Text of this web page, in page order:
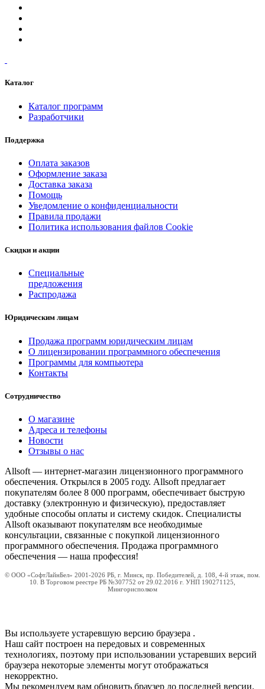
Каталог
Каталог программ
Разработчики
Поддержка
Оплата заказов
Оформление заказа
Доставка заказа
Помощь
Уведомление о конфиденциальности
Правила продажи
Политика использования файлов Cookie
Скидки и акции
Специальные
предложения
Распродажа
Юридическим лицам
Продажа программ юридическим лицам
О лицензировании программного обеспечения
Программы для компьютера
Контакты
Сотрудничество
О магазине
Адреса и телефоны
Новости
Отзывы о нас
Allsoft — интернет-магазин лицензионного программного
обеспечения. Открылся в 2005 году. Allsoft предлагает
покупателям более 8 000 программ, обеспечивает быструю
доставку (электронную и физическую), предоставляет
удобные способы оплаты и систему скидок. Специалисты
Allsoft оказывают покупателям все необходимые
консультации, связанные с покупкой лицензионного
программного обеспечения. Продажа программного
обеспечения — наша профессия!
© ООО «СофтЛайнБел» 2001-2026 РБ, г. Минск, пр. Победителей, д. 108, 4-й этаж, пом.
10. В Торговом реестре РБ №307752 от 29.02.2016 г. УНП 190271125,
Мингорисполком
Вы используете устаревшую версию браузера .
Наш сайт построен на передовых и современных
технологиях, поэтому при использовании устаревших версий
браузера некоторые элементы могут отображаться
некорректно.
Мы рекомендуем вам обновить браузер до последней версии.